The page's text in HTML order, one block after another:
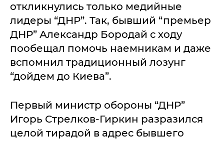
откликнулись только медийные
лидеры “ДНР”. Так, бывший “премьер
ДНР” Александр Бородай с ходу
пообещал помочь наемникам и даже
вспомнил традиционный лозунг
“дойдем до Киева”.
Первый министр обороны “ДНР”
Игорь Стрелков-Гиркин разразился
целой тирадой в адрес бывшего